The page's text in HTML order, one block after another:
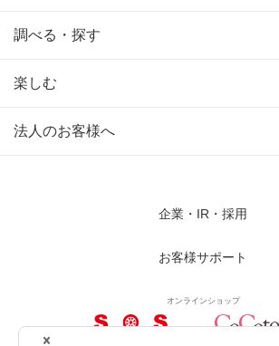
調べる・探す
楽しむ
法人のお客様へ
企業・IR・採用
お客様サポート
オンラインショップ